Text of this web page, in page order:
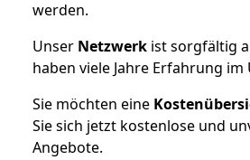
werden.
Unser Netzwerk ist sorgfältig
haben viele Jahre Erfahrung
Sie möchten eine
Sie sich jetzt kostenlose und
Angebote.